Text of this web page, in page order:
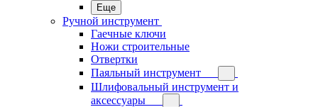
Еще
Ручной инструмент
Гаечные ключи
Ножи строительные
Отвертки
Паяльный инструмент
Шлифовальный инструмент и
аксессуары